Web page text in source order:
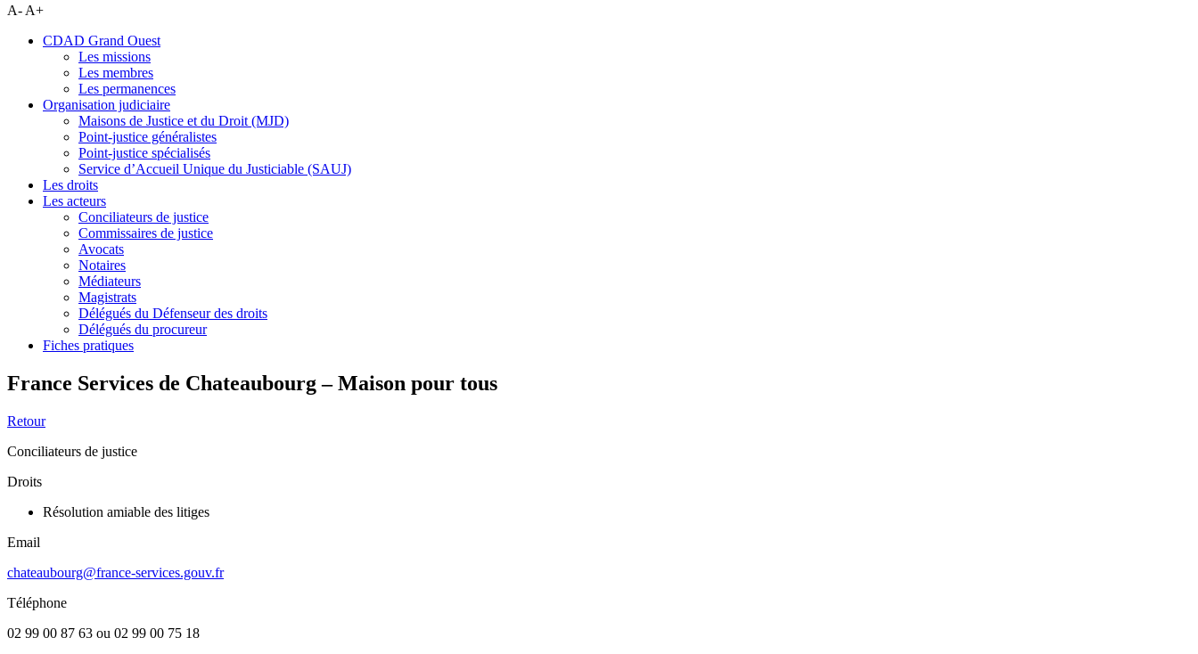
A- A+
CDAD Grand Ouest
Les missions
Les membres
Les permanences
Organisation judiciaire
Maisons de Justice et du Droit (MJD)
Point-justice généralistes
Point-justice spécialisés
Service d’Accueil Unique du Justiciable (SAUJ)
Les droits
Les acteurs
Conciliateurs de justice
Commissaires de justice
Avocats
Notaires
Médiateurs
Magistrats
Délégués du Défenseur des droits
Délégués du procureur
Fiches pratiques
France Services de Chateaubourg – Maison pour tous
Retour
Conciliateurs de justice
Droits
Résolution amiable des litiges
Email
chateaubourg@france-services.gouv.fr
Téléphone
02 99 00 87 63 ou 02 99 00 75 18